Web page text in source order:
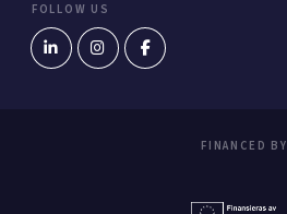
FOLLOW US
FINANCED BY